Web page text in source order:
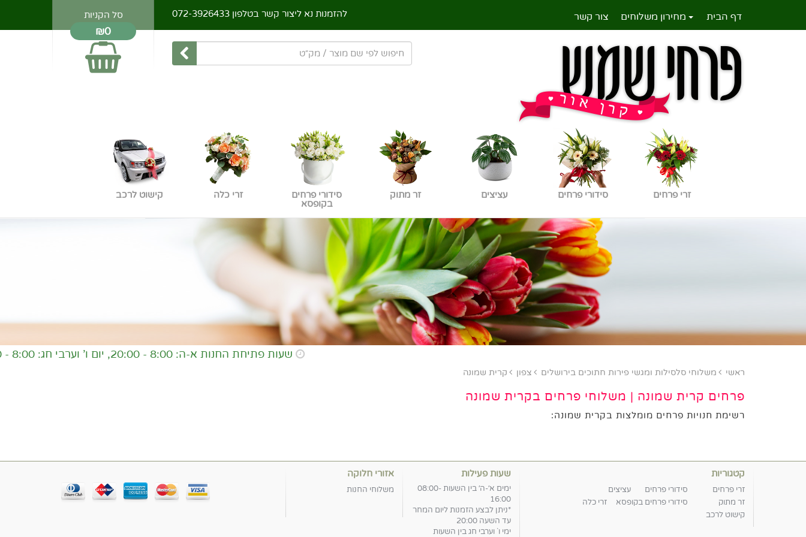
סל הקניות
₪0
להזמנות נא ליצור קשר בטלפון 072-3926433 דף הבית מחירון משלוחים צור קשר
זרי פרחים סידורי פרחים עציצים זר מתוק
סידורי פרחים
בקופסא
זרי כלה קישוט לרכב
שעות פתיחת החנות א-ה: 8:00 - 20:00, יום ו' וערבי חג: 8:00 - 16:00,
ראשי משלוחי סלסילות ומגשי פירות חתוכים בירושלים צפון קרית שמונה
פרחים קרית שמונה | משלוחי פרחים בקרית שמונה
רשימת חנויות פרחים מומלצות בקרית שמונה:
קטגוריות
זרי פרחים סידורי פרחים
עציצים
זר מתוק
סידורי פרחים בקופסא
זרי כלה
קישוט לרכב
שעות פעילות
ימים א׳-ה׳ בין השעות 08:00-
16:00
*ניתן לבצע הזמנות ליום המחר
עד השעה 20:00
ימי ו` וערבי חג בין השעות
אזורי חלוקה
משלוחי החנות